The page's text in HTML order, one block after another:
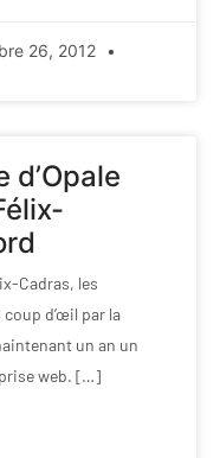
26, 2012
d’Opale
Cadras, les
d’œil par la
un an un
web. […]